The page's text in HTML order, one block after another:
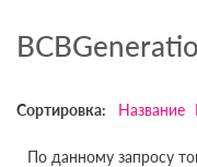
Сортировка: Название
По данному запросу